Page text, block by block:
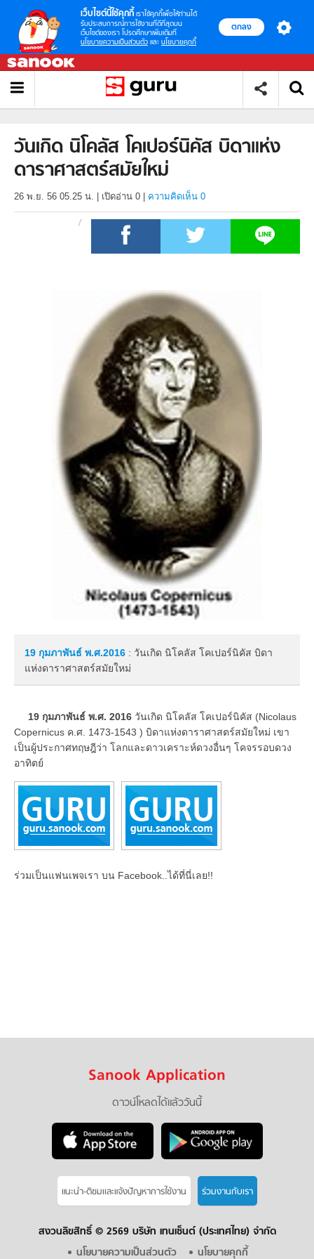
เว็บไซต์นี้ใช้คุกกี้ เราใช้คุกกี้เพื่อให้ท่านได้
รับประสบการณ์การใช้งานที่ดีที่สุดบน
เว็บไซต์ของเรา โปรดศึกษาเพิ่มเติมที่
นโยบายความเป็นส่วนตัว และ นโยบายคุกกี้
ตกลง
วันเกิด นิโคลัส โคเปอร์นิคัส บิดาแห่ง
ดาราศาสตร์สมัยใหม่
26 พ.ย. 56 05.25 น. เปิดอ่าน 0 ความคิดเห็น 0
19 กุมภาพันธ์ พ.ศ.2016 : วันเกิด นิโคลัส โคเปอร์นิคัส บิดา
แห่งดาราศาสตร์สมัยใหม่
19 กุมภาพันธ์ พ.ศ. 2016 วันเกิด นิโคลัส โคเปอร์นิคัส (Nicolaus
Copernicus ค.ศ. 1473-1543 ) บิดาแห่งดาราศาสตร์สมัยใหม่ เขา
เป็นผู้ประกาศทฤษฎีว่า โลกและดาวเคราะห์ดวงอื่นๆ โคจรรอบดวง
อาทิตย์
ร่วมเป็นแฟนเพจเรา บน Facebook..ได้ที่นี่เลย!!
Sanook Application
ดาวน์โหลดได้แล้ววันนี้
แนะนำ-ติชมเเละแจ้งปัญหาการใช้งาน ร่วมงานกับเรา
สงวนลิขสิทธิ์ © 2569 บริษัท เทนเซ็นต์ (ประเทศไทย) จำกัด
นโยบายความเป็นส่วนตัว
นโยบายคุกกี้